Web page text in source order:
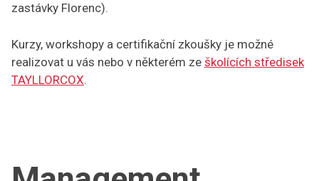
zastávky Florenc).
Kurzy, workshopy a certifikační zkoušky je možné
realizovat u vás nebo v některém ze školících středisek
TAYLLORCOX.